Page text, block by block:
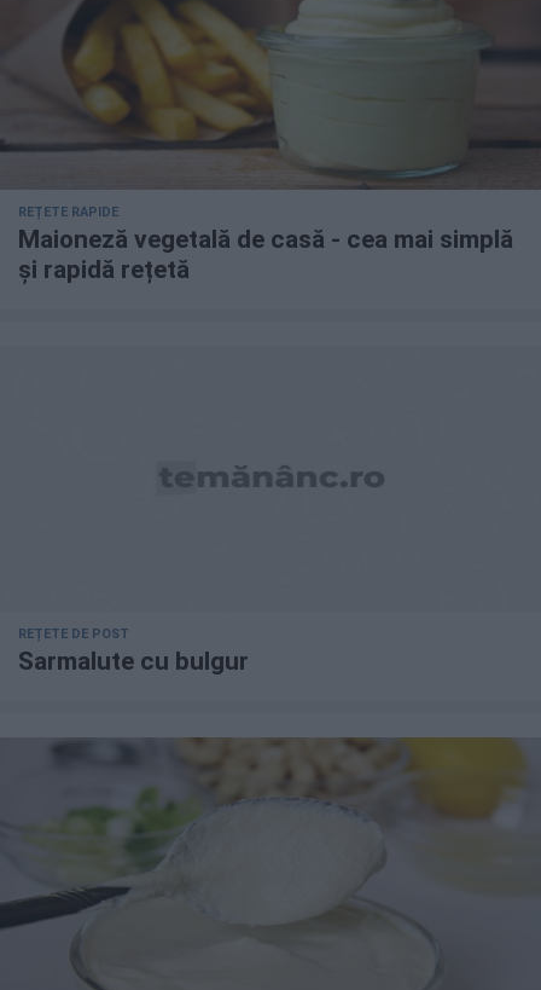
REȚETE RAPIDE
Maioneză vegetală de casă - cea mai simplă
și rapidă rețetă
REȚETE DE POST
Sarmalute cu bulgur